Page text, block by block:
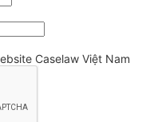
Caselaw Việt Nam